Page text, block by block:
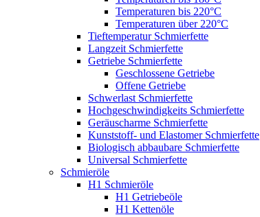
Temperaturen bis 220°C
Temperaturen über 220°C
Tieftemperatur Schmierfette
Langzeit Schmierfette
Getriebe Schmierfette
Geschlossene Getriebe
Offene Getriebe
Schwerlast Schmierfette
Hochgeschwindigkeits Schmierfette
Geräuscharme Schmierfette
Kunststoff- und Elastomer Schmierfette
Biologisch abbaubare Schmierfette
Universal Schmierfette
Schmieröle
H1 Schmieröle
H1 Getriebeöle
H1 Kettenöle